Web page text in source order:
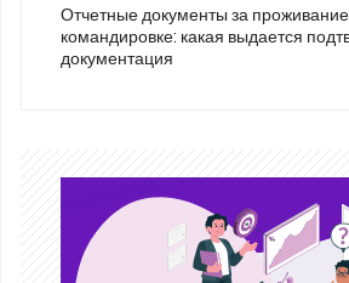
Отчетные документы за проживание
командировке: какая выдается
документация